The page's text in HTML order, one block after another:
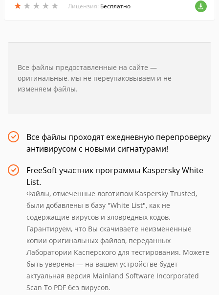
★ ★ ★ ★ ★
★ ★ ★ ★ ★ Лицензия: Бесплатно
Все файлы предоставленные на сайте —
оригинальные, мы не переупаковываем и не
изменяем файлы.
Все файлы проходят ежедневную перепроверку
антивирусом с новыми сигнатурами!
FreeSoft участник программы Kaspersky White
List.
Файлы, отмеченные логотипом Kaspersky Trusted,
были добавлены в базу "White List", как не
содержащие вирусов и зловредных кодов.
Гарантируем, что Вы скачиваете неизмененные
копии оригинальных файлов, переданных
Лаборатории Касперского для тестирования. Можете
быть уверены — на вашем устройстве будет
актуальная версия Mainland Software Incorporated
Scan To PDF без вирусов.